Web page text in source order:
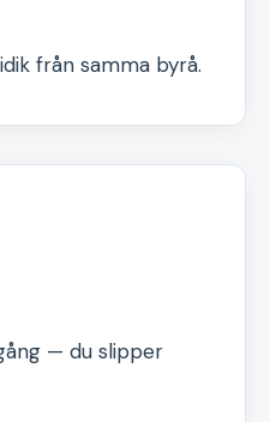
från samma byrå.
— du slipper